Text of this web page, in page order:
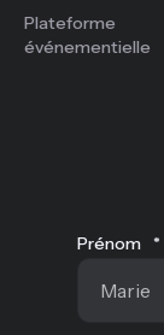
Plateforme
événementielle
Prénom *